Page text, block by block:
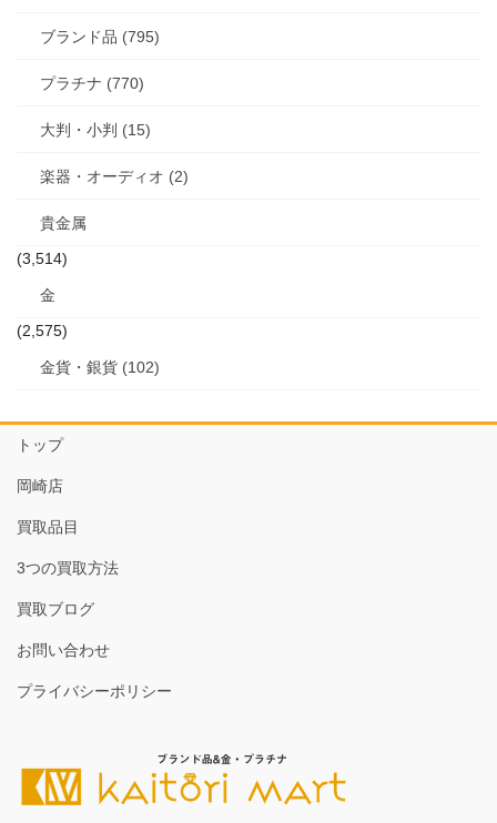
ブランド品 (795)
プラチナ (770)
大判・小判 (15)
楽器・オーディオ (2)
貴金属
(3,514)
金
(2,575)
金貨・銀貨 (102)
トップ
岡崎店
買取品目
3つの買取方法
買取ブログ
お問い合わせ
プライバシーポリシー